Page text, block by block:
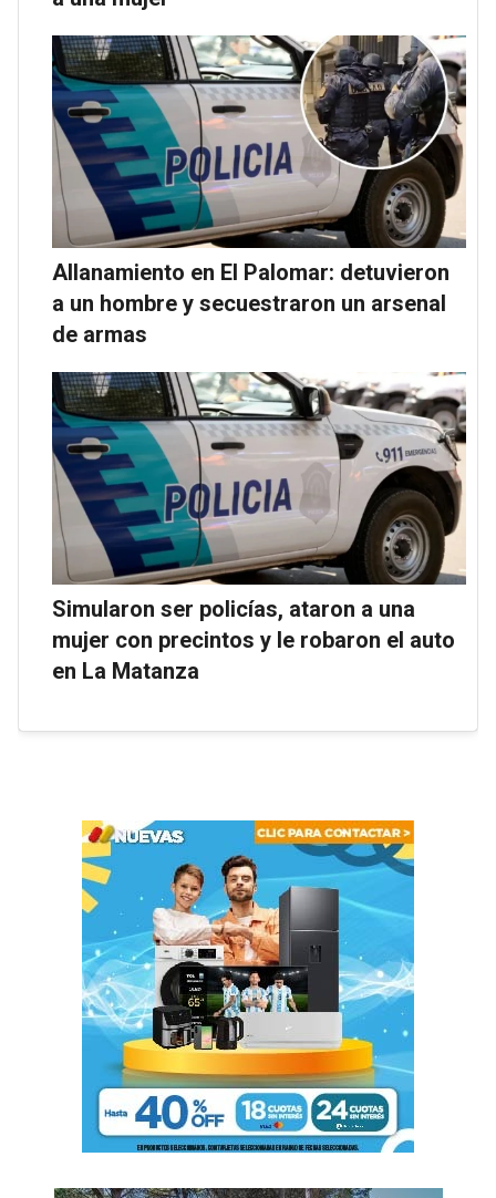
Allanamiento en El Palomar: detuvieron
a un hombre y secuestraron un arsenal
de armas
Simularon ser policías, ataron a una
mujer con precintos y le robaron el auto
en La Matanza